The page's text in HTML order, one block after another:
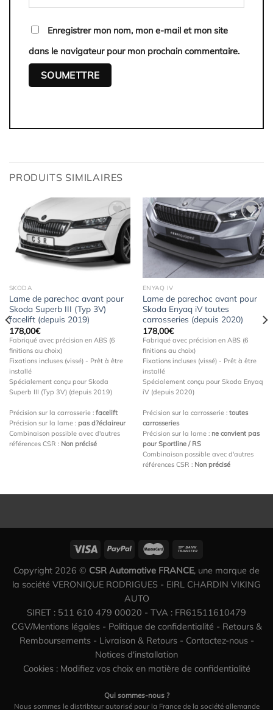
Enregistrer mon nom, mon e-mail et mon site
dans le navigateur pour mon prochain commentaire.
PRODUITS SIMILAIRES
Ajouter
à la
wishlist
SKODA
Lame de parechoc avant pour
Skoda Superb III (Typ 3V)
facelift (depuis 2019)
178,00€
Fabriqué avec précision en ABS (6
finitions au choix)
Fixations incluses (vissé) - Prêt à être
installé
Spécialement conçu pour Skoda
Superb III (Typ 3V) (depuis 2019)
Précision sur la carrosserie : facelift
Précision sur la lame : pas d?éclaireur
Combinaison possible avec d'autres
références CSR : Non précisé
Ajouter
à la
wishlist
ENYAQ IV
Lame de parechoc avant pour
Skoda Enyaq iV toutes
carrosseries (depuis 2020)
178,00€
Fabriqué avec précision en ABS (6
finitions au choix)
Fixations incluses (vissé) - Prêt à être
installé
Spécialement conçu pour Skoda Enyaq
iV (depuis 2020)
Précision sur la carrosserie : toutes
carrosseries
Précision sur la lame : ne convient pas
pour Sportline / RS
Combinaison possible avec d'autres
références CSR : Non précisé
Copyright 2026 © CSR Automotive FRANCE, une marque de
la société VERONIQUE RODRIGUES - EIRL CHARDIN VIKING
AUTO
SIRET : 511 610 479 00020 - TVA : FR61511610479
CGV/Mentions légales- Politique de confidentialité - Retours &
Remboursements- Livraison & Retours- Contactez-nous-
Notices d'installation
Cookies : Modifiez vos choix en matière de confidentialité
Qui sommes-nous ?
Nous sommes le distribteur autorisé pour la France de la société allemande